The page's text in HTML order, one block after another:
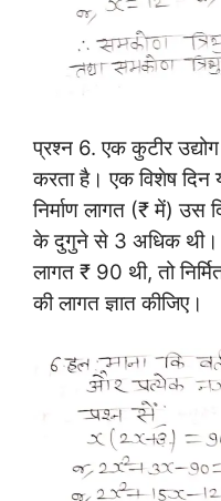
प्रश्न 6.एक कुटीर
करता है। एक विशेष दिन
निर्माण लागत (₹ में) उस
के दुगुने से 3 अधिक थी।
लागत ₹ 90 थी, तो
की लागत ज्ञात कीजिए।